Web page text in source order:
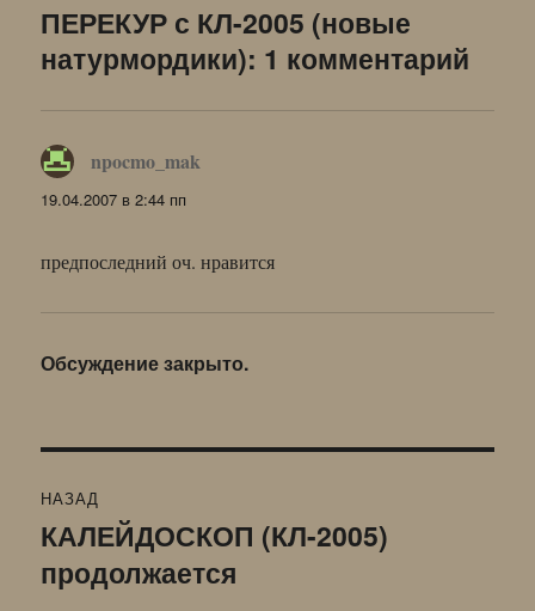
ПЕРЕКУР с КЛ-2005 (новые
натурмордики): 1 комментарий
npocmo_mak
19.04.2007 в 2:44 пп
предпоследний оч. нравится
Обсуждение закрыто.
по
записям
НАЗАД
Предыдущая
запись:
КАЛЕЙДОСКОП (КЛ-2005)
продолжается